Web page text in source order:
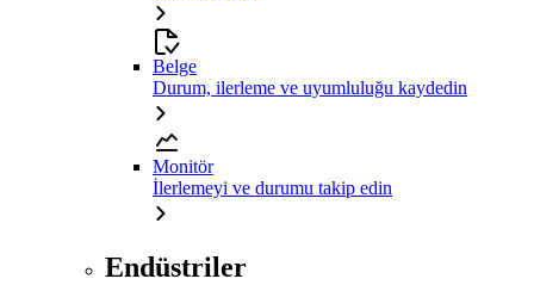
Belge
Durum, ilerleme ve uyumluluğu kaydedin
Monitör
İlerlemeyi ve durumu takip edin
Endüstriler